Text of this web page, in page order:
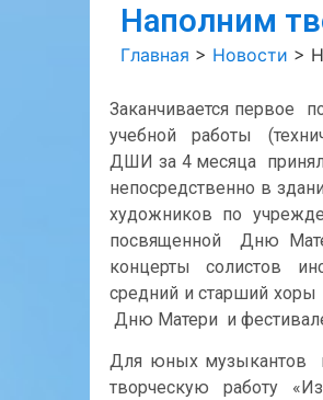
Наполним
Главная > Новости >
Заканчивается первое
учебной работы
ДШИ за 4 месяца
непосредственно в
художников по
посвященной Дню
концерты солистов
средний и старший
Дню Матери и
Для юных музыкантов
творческую работу